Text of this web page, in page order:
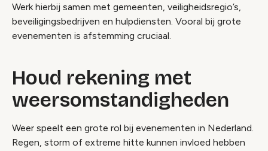
Werk hierbij samen met gemeenten, veiligheidsregio’s,
beveiligingsbedrijven en hulpdiensten. Vooral bij grote
evenementen is afstemming cruciaal.
Houd rekening met
weersomstandigheden
Weer speelt een grote rol bij evenementen in Nederland.
Regen, storm of extreme hitte kunnen invloed hebben